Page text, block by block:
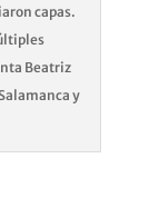
capas.
Beatriz
y